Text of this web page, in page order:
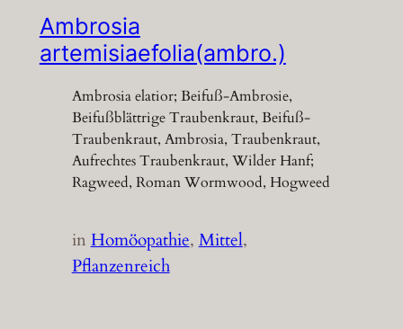
Ambrosia
artemisiaefolia(ambro.)
Ambrosia elatior; Beifuß-Ambrosie,
Beifußblättrige Traubenkraut, Beifuß-
Traubenkraut, Ambrosia, Traubenkraut,
Aufrechtes Traubenkraut, Wilder Hanf;
Ragweed, Roman Wormwood, Hogweed
inHomöopathie, Mittel
Pflanzenreich